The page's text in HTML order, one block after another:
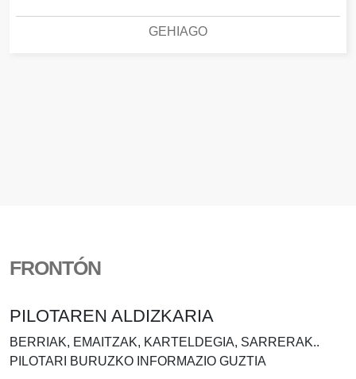
GEHIAGO
FRONTÓN
PILOTAREN ALDIZKARIA
BERRIAK, EMAITZAK, KARTELDEGIA, SARRERAK..
PILOTARI BURUZKO INFORMAZIO GUZTIA